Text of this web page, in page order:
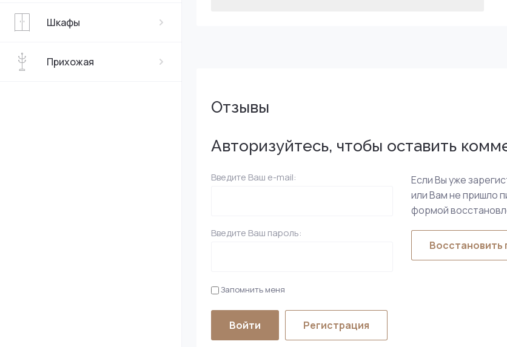
Шкафы
Прихожая
Отзывы
Авторизуйтесь, чтобы оставить
Введите Ваш e-mail:
Введите Ваш пароль:
Запомнить меня
Войти Регистрация
Если Вы уже
или Вам не пришло
формой
Восстановить